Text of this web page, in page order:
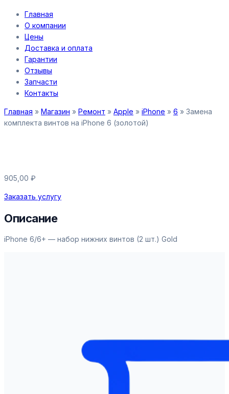
Главная
О компании
Цены
Доставка и оплата
Гарантии
Отзывы
Запчасти
Контакты
Главная » Магазин » Ремонт » Apple » iPhone » 6 » Замена
комплекта винтов на iPhone 6 (золотой)
905,00 ₽
Заказать услугу
Описание
iPhone 6/6+ — набор нижних винтов (2 шт.) Gold